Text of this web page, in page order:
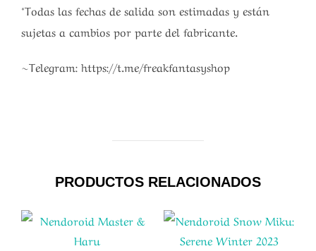
*Todas las fechas de salida son estimadas y están
sujetas a cambios por parte del fabricante.
~Telegram: https://t.me/freakfantasyshop
PRODUCTOS RELACIONADOS